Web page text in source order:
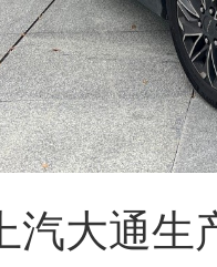
上汽大通